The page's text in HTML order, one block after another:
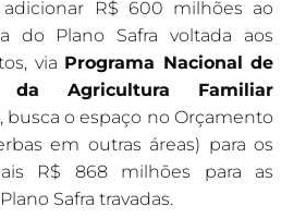
R$ 600 milhões ao
do Plano Safra voltada aos
via Programa Nacional de
da Agricultura Familiar
busca o espaço no Orçamento
em outras áreas) para os
R$ 868 milhões para as
Safra travadas.